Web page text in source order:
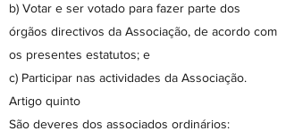
b) Votar e ser votado para fazer parte dos
órgãos directivos da Associação, de acordo com
os presentes estatutos; e
c) Participar nas actividades da Associação.
Artigo quinto
São deveres dos associados ordinários: